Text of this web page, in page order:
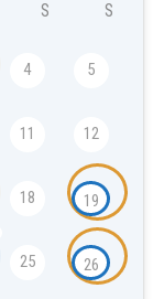
S S
4 5
11 12
18 19
25 26